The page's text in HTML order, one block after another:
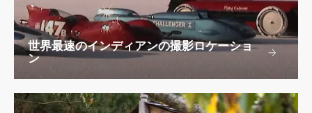
世界最速のインディアンの撮影ロケーショ
ン